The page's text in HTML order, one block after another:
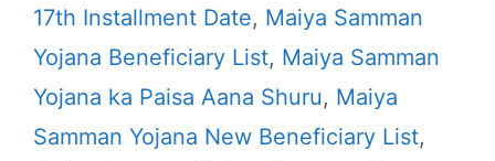
17th Installment Date, Maiya Samman
Yojana Beneficiary List, Maiya Samman
Yojana ka Paisa Aana Shuru, Maiya
Samman Yojana New Beneficiary List,